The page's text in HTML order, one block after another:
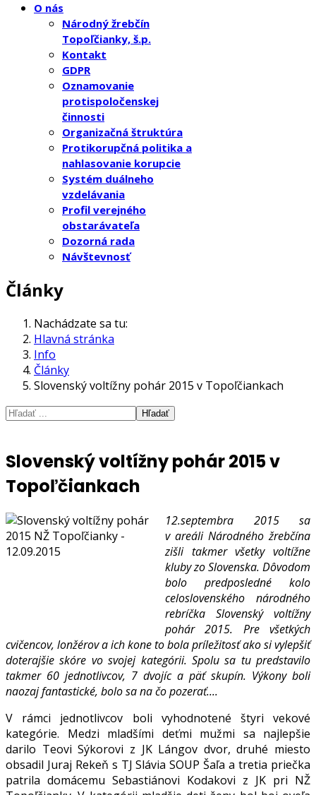
O nás
Národný žrebčín
Topoľčianky, š.p.
Kontakt
GDPR
Oznamovanie
protispoločenskej
činnosti
Organizačná štruktúra
Protikorupčná politika a
nahlasovanie korupcie
Systém duálneho
vzdelávania
Profil verejného
obstarávateľa
Dozorná rada
Návštevnosť
Články
Nachádzate sa tu:
Hlavná stránka
Info
Články
Slovenský voltížny pohár 2015 v Topoľčiankach
Hľadať
Slovenský voltížny pohár 2015 v
Topoľčiankach
12.septembra 2015 sa
v areáli Národného žrebčína
zišli takmer všetky voltížne
kluby zo Slovenska. Dôvodom
bolo predposledné kolo
celoslovenského národného
rebríčka Slovenský voltížny
pohár 2015. Pre všetkých
cvičencov, lonžérov a ich kone to bola príležitosť ako si vylepšiť
doterajšie skóre vo svojej kategórii. Spolu sa tu predstavilo
takmer 60 jednotlivcov, 7 dvojíc a päť skupín. Výkony boli
naozaj fantastické, bolo sa na čo pozerať....
V rámci jednotlivcov boli vyhodnotené štyri vekové
kategórie. Medzi mladšími deťmi mužmi sa najlepšie
darilo Teovi Sýkorovi z JK Lángov dvor, druhé miesto
obsadil Juraj Rekeň s TJ Slávia SOUP Šaľa a tretia priečka
patrila domácemu Sebastiánovi Kodakovi z JK pri NŽ